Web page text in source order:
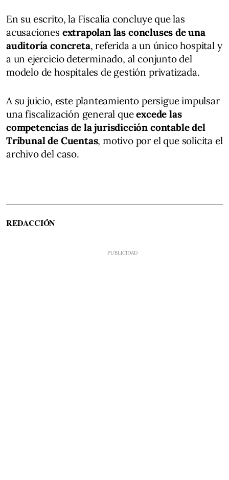
En su escrito, la Fiscalía concluye que las
acusaciones extrapolan las concluses de una
auditoría concreta, referida a un único hospital y
a un ejercicio determinado, al conjunto del
modelo de hospitales de gestión privatizada.
A su juicio, este planteamiento persigue impulsar
una fiscalización general queexcede las
competencias de la jurisdicción contable del
Tribunal de Cuentas, motivo por el que solicita el
archivo del caso.
REDACCIÓN